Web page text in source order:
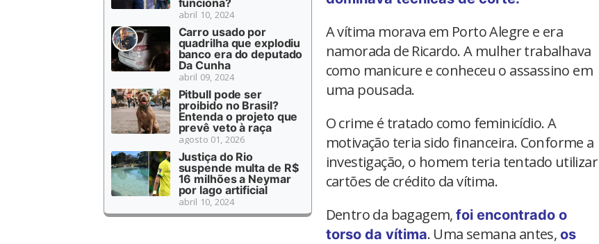
abril 10, 2024
Carro usado por
quadrilha que explodiu
banco era do deputado
Da Cunha
abril 09, 2024
Pitbull pode ser
proibido no Brasil?
Entenda o projeto que
prevê veto à raça
agosto 01, 2026
Justiça do Rio
suspende multa de R$
16 milhões a Neymar
por lago artificial
abril 10, 2024
A vítima morava em Porto Alegre e era
namorada de Ricardo. A mulher trabalhava
como manicure e conheceu o assassino em
uma pousada.
O crime é tratado como feminicídio. A
motivação teria sido financeira. Conforme a
investigação, o homem teria tentado utilizar
cartões de crédito da vítima.
Dentro da bagagem,foi encontrado o
torso da vítima. Uma semana antes, os